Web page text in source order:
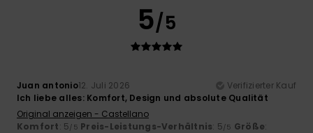
5/5
Juan antonio12. Juli 2026
Verifizierter Kauf
Ich liebe alles: Komfort, Design und absolute Qualität
Original anzeigen - Castellano
Komfort: 5/5 Preis-Leistungs-Verhältnis: 5/5 Größe: